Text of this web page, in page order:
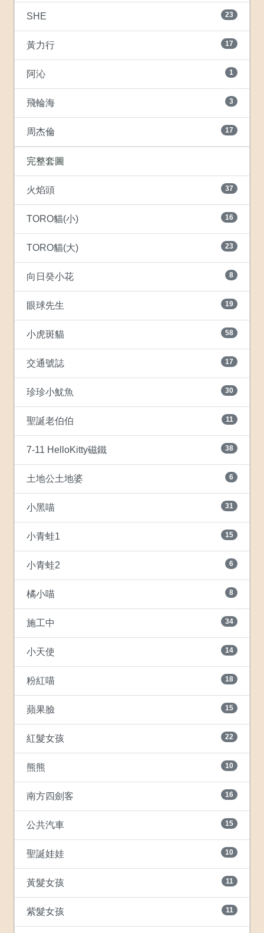
SHE 23
黃力行 17
阿沁 1
飛輪海 3
周杰倫 17
完整套圖
火焰頭 37
TORO貓(小) 16
TORO貓(大) 23
向日癸小花 8
眼球先生 19
小虎斑貓 58
交通號誌 17
珍珍小魷魚 30
聖誕老伯伯 11
7-11 HelloKitty磁鐵 38
土地公土地婆 6
小黑喵 31
小青蛙1 15
小青蛙2 6
橘小喵 8
施工中 34
小天使 14
粉紅喵 18
蘋果臉 15
紅髮女孩 22
熊熊 10
南方四劍客 16
公共汽車 15
聖誕娃娃 10
黃髮女孩 11
紫髮女孩 11